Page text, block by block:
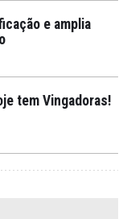
e amplia
tem Vingadoras!